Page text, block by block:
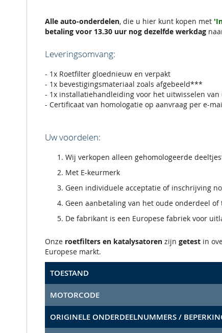
gallerijAlle auto-onderdelen, die u hier kunt kopen met
betaling voor 13.30 uur nog dezelfde werkdag
Leveringsomvang:
- 1x Roetfilter gloednieuw en verpakt
- 1x bevestigingsmateriaal zoals afgebeeld***
- 1x installatiehandleiding voor het uitwisselen van
- Certificaat van homologatie op aanvraag per e-
Uw voordelen:
Wij verkopen alleen gehomologeerde
Met E-keurmerk
Geen individuele acceptatie of inschrijving
Geen aanbetaling van het oude onderdeel of
De fabrikant is een Europese fabriek voor
Onze roetfilters en katalysatoren zijn getest in
Europese markt.
TOESTAND
MOTORCODE
ORIGINELE ONDERDEELNUMMERS /